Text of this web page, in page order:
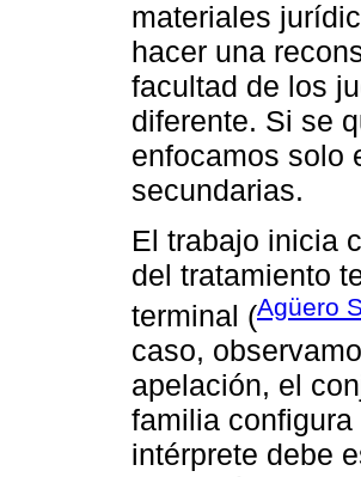
materiales
hacer una
facultad de los
diferente. Si se
enfocamos solo
secundarias.
El trabajo inicia
del tratamiento
terminal (Agüero
caso,
apelación, el
familia
intérprete debe